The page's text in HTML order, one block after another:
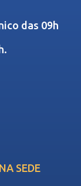
das 09h
SEDE